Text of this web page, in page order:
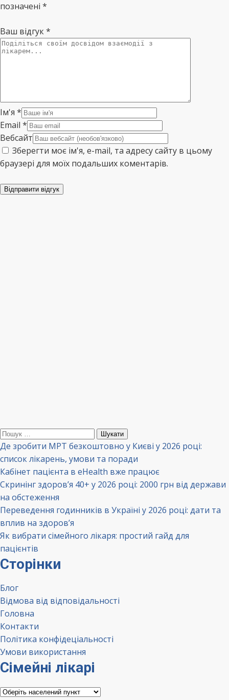
позначені *
Ваш відгук*
Ім'я *
Email *
Вебсайт
Зберегти моє ім'я, e-mail, та адресу сайту в цьому
браузері для моїх подальших коментарів.
Відправити відгук
Пошук:
Де зробити МРТ безкоштовно у Києві у 2026 році:
список лікарень, умови та поради
Кабінет пацієнта в eHealth вже працює
Скринінг здоров’я 40+ у 2026 році: 2000 грн від держави
на обстеження
Переведення годинників в Україні у 2026 році: дати та
вплив на здоров’я
Як вибрати сімейного лікаря: простий гайд для
пацієнтів
Сторінки
Блог
Відмова від відповідальності
Головна
Контакти
Політика конфідеціальності
Умови використання
Сімейні лікарі
Сімейні